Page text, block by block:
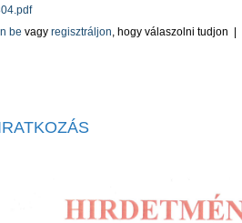
2023. április -ra
be vagy regisztráljon , hogy válaszolni tudjon |